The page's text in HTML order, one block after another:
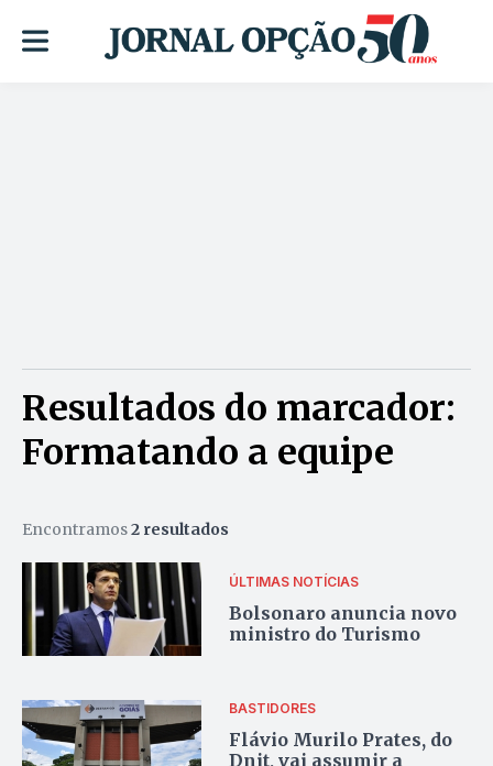
Resultados do marcador:
Formatando a equipe
Encontramos2 resultados
ÚLTIMAS NOTÍCIAS
Bolsonaro anuncia novo
ministro do Turismo
BASTIDORES
Flávio Murilo Prates, do
Dnit, vai assumir a